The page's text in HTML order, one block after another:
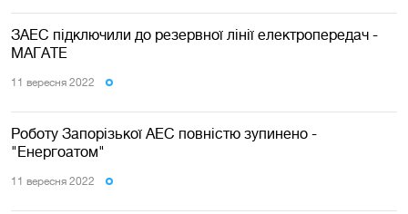
ЗАЕС підключили до резервної лінії електропередач -
МАГАТЕ
11 вересня 2022
Роботу Запорізької АЕС повністю зупинено -
"Енергоатом"
11 вересня 2022